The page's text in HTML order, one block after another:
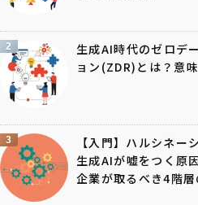
2
生成AI時代のゼロデ
ョン(ZDR)とは？意
3
【入門】ハルシネー
生成AIが嘘をつく原
企業が取るべき4階